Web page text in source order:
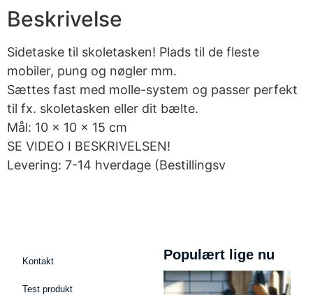
Beskrivelse
Sidetaske til skoletasken! Plads til de fleste
mobiler, pung og nøgler mm.
Sættes fast med molle-system og passer perfekt
til fx. skoletasken eller dit bælte.
Mål: 10 x 10 x 15 cm
SE VIDEO I BESKRIVELSEN!
Levering: 7-14 hverdage (Bestillingsv
Kontakt
Test produkt
Populært lige nu